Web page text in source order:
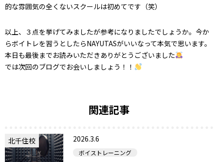
的な雰囲気の全くないスクールは初めてです（笑）
以上、３点を挙げてみましたが参考になりましたでしょうか。今か
らボイトレを習うとしたらNAYUTASがいいなって本気で思います。
本日も最後までお読みいただきありがとうございました
では次回のブログでお会いしましょう！！
関連記事
北千住校 2026.3.6
ボイストレーニング